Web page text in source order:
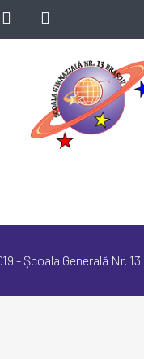
- Școala Generală Nr. 13